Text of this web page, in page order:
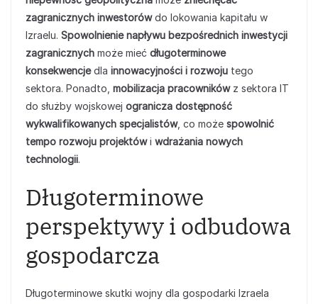
zagranicznych inwestorówdo lokowania kapitału w
Izraelu. Spowolnienie napływu bezpośrednich inwestycji
zagranicznych może mieć długoterminowe
konsekwencjedla innowacyjności i rozwoju tego
sektora. Ponadto, mobilizacja pracownikówz sektora IT
do służby wojskowej ogranicza dostępność
wykwalifikowanych specjalistów, co może spowolnić
tempo rozwoju projektówi wdrażania nowych
technologii.
Długoterminowe
perspektywy i odbudowa
gospodarcza
Długoterminowe skutki wojny dla gospodarki Izraela